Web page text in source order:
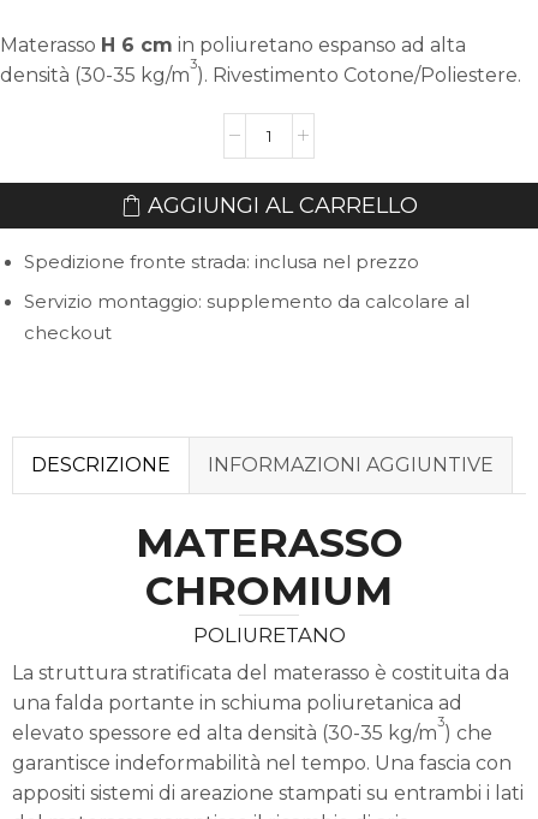
era:
€245,00.
è:
€211,00.
Materasso H 6 cm in poliuretano espanso ad alta
densità (30-35 kg/m
3
). Rivestimento Cotone/Poliestere.
Materasso
Chromium
quantità
AGGIUNGI AL CARRELLO
Spedizione fronte strada: inclusa nel prezzo
Servizio montaggio: supplemento da calcolare al
checkout
DESCRIZIONE INFORMAZIONI AGGIUNTIVE
MATERASSO
CHROMIUM
POLIURETANO
La struttura stratificata del materasso è costituita da
una falda portante in schiuma poliuretanica ad
elevato spessore ed alta densità (30-35 kg/m
3
) che
garantisce indeformabilità nel tempo. Una fascia con
appositi sistemi di areazione stampati su entrambi i lati